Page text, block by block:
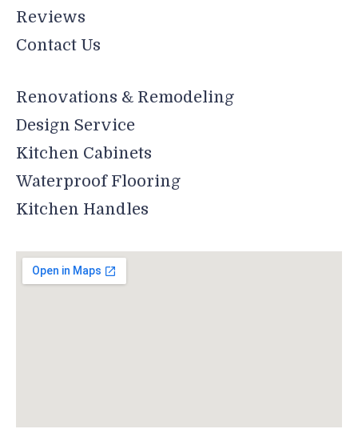
Reviews
Contact Us
Renovations & Remodeling
Design Service
Kitchen Cabinets
Waterproof Flooring
Kitchen Handles